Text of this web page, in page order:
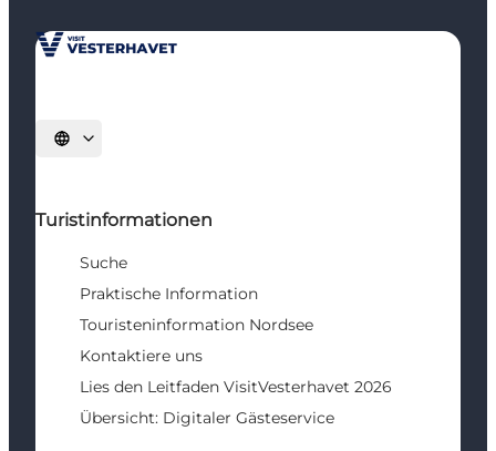
Sprache auswählen
Turistinformationen
Suche
Praktische Information
Touristeninformation Nordsee
Kontaktiere uns
Lies den Leitfaden VisitVesterhavet 2026
Übersicht: Digitaler Gästeservice